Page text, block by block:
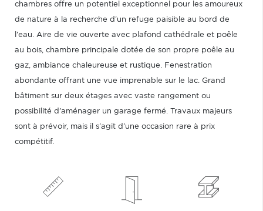
chambres offre un potentiel exceptionnel pour les amoureux
de nature à la recherche d'un refuge paisible au bord de
l'eau. Aire de vie ouverte avec plafond cathédrale et poêle
au bois, chambre principale dotée de son propre poêle au
gaz, ambiance chaleureuse et rustique. Fenestration
abondante offrant une vue imprenable sur le lac. Grand
bâtiment sur deux étages avec vaste rangement ou
possibilité d'aménager un garage fermé. Travaux majeurs
sont à prévoir, mais il s'agit d'une occasion rare à prix
compétitif.